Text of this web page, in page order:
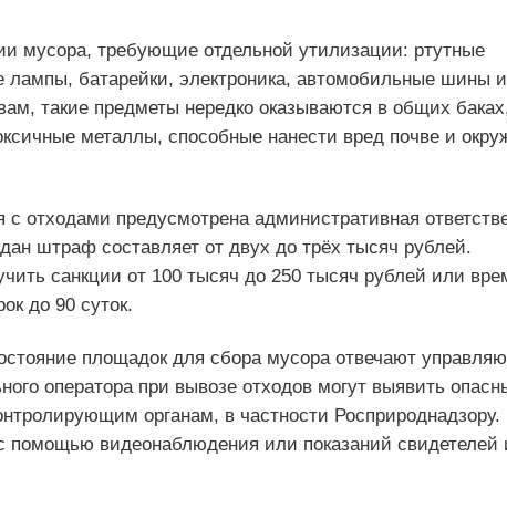
мусора, требующие отдельной утилизации: ртутные
лампы, батарейки, электроника, автомобильные шины и
такие предметы нередко оказываются в общих
металлы, способные нанести вред почве и
отходами предусмотрена административная
штраф составляет от двух до трёх тысяч рублей.
санкции от 100 тысяч до 250 тысяч рублей или
до 90 суток.
площадок для сбора мусора отвечают
оператора при вывозе отходов могут выявить
органам, в частности Росприроднадзору.
видеонаблюдения или показаний свидетелей